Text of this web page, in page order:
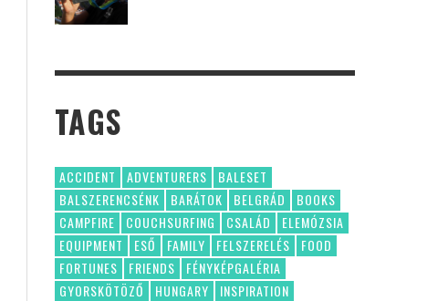
TAGS
ACCIDENT ADVENTURERS
BALESET
BALSZERENCSÉNK
BARÁTOK BELGRÁD
BOOKS
CAMPFIRE
COUCHSURFING CSALÁD
ELEMÓZSIA
EQUIPMENT
ESŐ FAMILY FELSZERELÉS
FOOD
FORTUNES
FRIENDS
FÉNYKÉPGALÉRIA
GYORSKÖTÖZŐ
HUNGARY
INSPIRATION